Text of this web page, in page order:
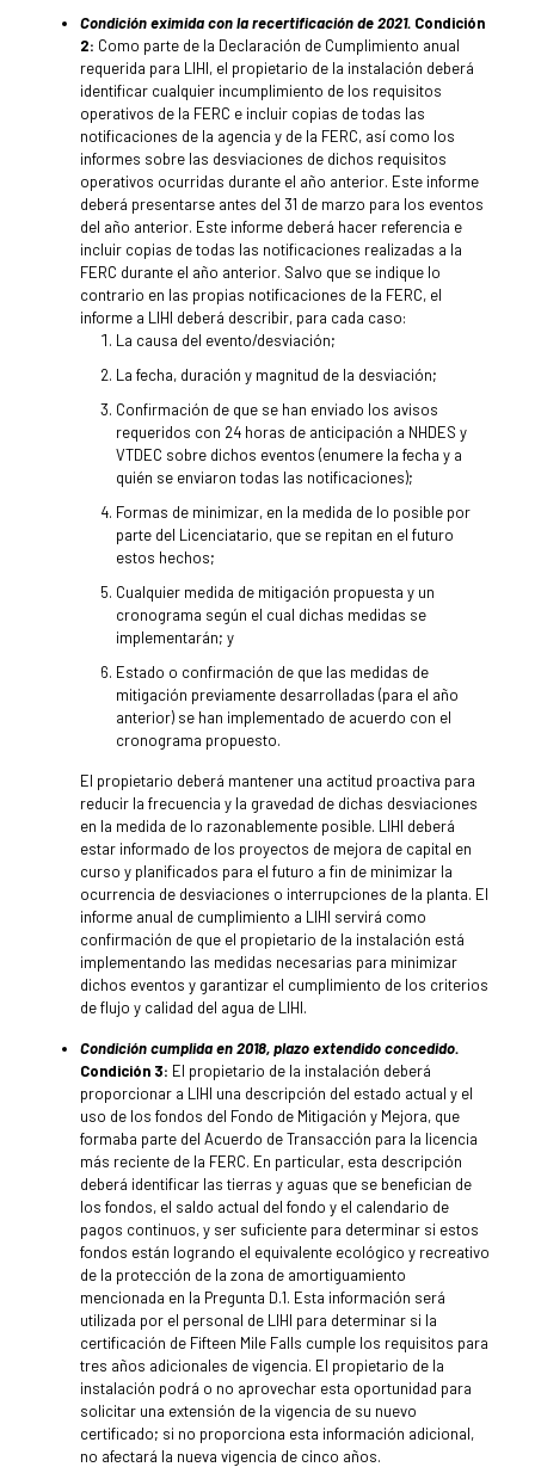
Condición eximida con la recertificación de 2021. Condición
2: Como parte de la Declaración de Cumplimiento anual
requerida para LIHI, el propietario de la instalación deberá
identificar cualquier incumplimiento de los requisitos
operativos de la FERC e incluir copias de todas las
notificaciones de la agencia y de la FERC, así como los
informes sobre las desviaciones de dichos requisitos
operativos ocurridas durante el año anterior. Este informe
deberá presentarse antes del 31 de marzo para los eventos
del año anterior. Este informe deberá hacer referencia e
incluir copias de todas las notificaciones realizadas a la
FERC durante el año anterior. Salvo que se indique lo
contrario en las propias notificaciones de la FERC, el
informe a LIHI deberá describir, para cada caso:
La causa del evento/desviación;
La fecha, duración y magnitud de la desviación;
Confirmación de que se han enviado los avisos
requeridos con 24 horas de anticipación a NHDES y
VTDEC sobre dichos eventos (enumere la fecha y a
quién se enviaron todas las notificaciones);
Formas de minimizar, en la medida de lo posible por
parte del Licenciatario, que se repitan en el futuro
estos hechos;
Cualquier medida de mitigación propuesta y un
cronograma según el cual dichas medidas se
implementarán; y
Estado o confirmación de que las medidas de
mitigación previamente desarrolladas (para el año
anterior) se han implementado de acuerdo con el
cronograma propuesto.
El propietario deberá mantener una actitud proactiva para
reducir la frecuencia y la gravedad de dichas desviaciones
en la medida de lo razonablemente posible. LIHI deberá
estar informado de los proyectos de mejora de capital en
curso y planificados para el futuro a fin de minimizar la
ocurrencia de desviaciones o interrupciones de la planta. El
informe anual de cumplimiento a LIHI servirá como
confirmación de que el propietario de la instalación está
implementando las medidas necesarias para minimizar
dichos eventos y garantizar el cumplimiento de los criterios
de flujo y calidad del agua de LIHI.
Condición cumplida en 2018, plazo extendido concedido.
Condición 3: El propietario de la instalación deberá
proporcionar a LIHI una descripción del estado actual y el
uso de los fondos del Fondo de Mitigación y Mejora, que
formaba parte del Acuerdo de Transacción para la licencia
más reciente de la FERC. En particular, esta descripción
deberá identificar las tierras y aguas que se benefician de
los fondos, el saldo actual del fondo y el calendario de
pagos continuos, y ser suficiente para determinar si estos
fondos están logrando el equivalente ecológico y recreativo
de la protección de la zona de amortiguamiento
mencionada en la Pregunta D.1. Esta información será
utilizada por el personal de LIHI para determinar si la
certificación de Fifteen Mile Falls cumple los requisitos para
tres años adicionales de vigencia. El propietario de la
instalación podrá o no aprovechar esta oportunidad para
solicitar una extensión de la vigencia de su nuevo
certificado; si no proporciona esta información adicional,
no afectará la nueva vigencia de cinco años.